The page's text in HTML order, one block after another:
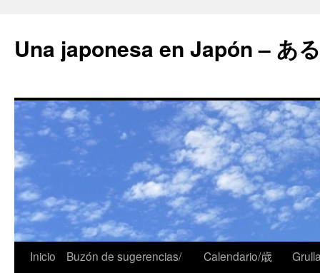
Una japonesa en Japón – あ
Inicio
Buzón de sugerencias/
Calendario/歳